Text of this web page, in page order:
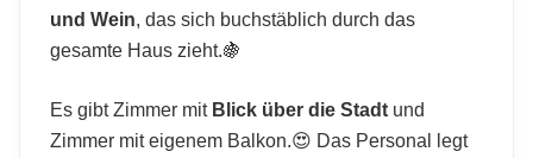
und Wein, das sich buchstäblich durch das
gesamte Haus zieht.🍇
Es gibt Zimmer mit Blick über die Stadt und
Zimmer mit eigenem Balkon.😍 Das Personal legt